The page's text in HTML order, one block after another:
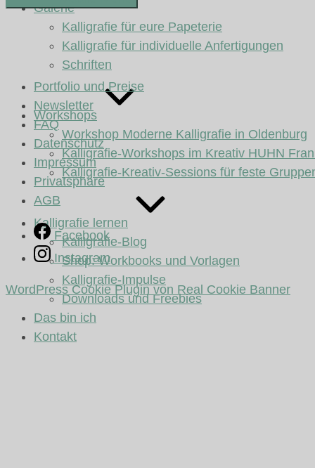
Galerie
Kalligrafie für eure Papeterie
Kalligrafie für individuelle Anfertigungen
Schriften
Workshops
Workshop Moderne Kalligrafie in Oldenburg
Kalligrafie-Workshops im Kreativ HUHN
Kalligrafie-Kreativ-Sessions für feste
Kalligrafie lernen
Kalligrafie-Blog
Shop: Workbooks und Vorlagen
Kalligrafie-Impulse
Downloads und Freebies
Das bin ich
Kontakt
Portfolio und Preise
Newsletter
FAQ
Datenschutz
Impressum
Privatsphäre
AGB
Facebook
Instagram
WordPress Cookie Plugin von Real Cookie Banner